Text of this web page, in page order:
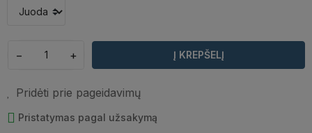
− + Į KREPŠELĮ
Pridėti prie pageidavimų
Pristatymas pagal užsakymą